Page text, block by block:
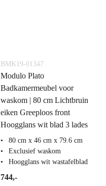
BMK19-01347
Modulo Plato
Badkamermeubel voor
waskom | 80 cm Lichtbruin
eiken Greeploos front
Hoogglans wit blad 3 lades
80 cm x 46 cm x 79.6 cm
Exclusief waskom
Hoogglans wit wastafelblad
744,-